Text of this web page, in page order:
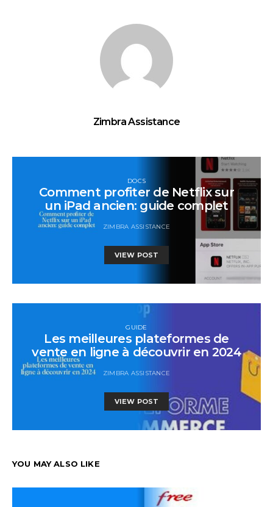
Zimbra Assistance
DOCS
Comment profiter de Netflix sur
un iPad ancien: guide complet
ZIMBRA ASSISTANCE
VIEW POST
GUIDE
Les meilleures plateformes de
vente en ligne à découvrir en 2024
ZIMBRA ASSISTANCE
VIEW POST
YOU MAY ALSO LIKE